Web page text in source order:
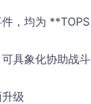
，均为
具象化协助战
级